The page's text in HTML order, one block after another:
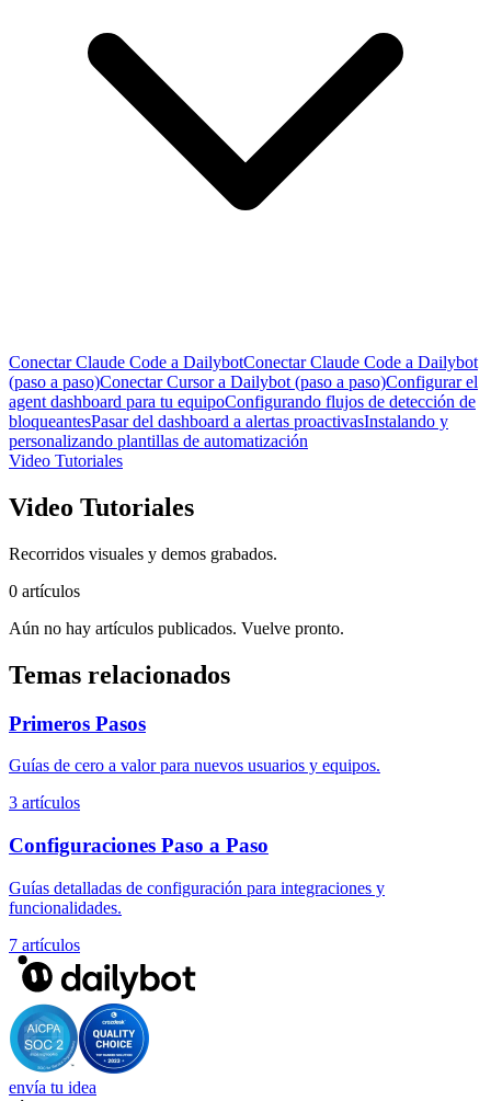
Conectar Claude Code a DailybotConectar Claude Code a Dailybot
(paso a paso)Conectar Cursor a Dailybot (paso a paso)Configurar el
agent dashboard para tu equipoConfigurando flujos de detección de
bloqueantesPasar del dashboard a alertas proactivasInstalando y
personalizando plantillas de automatización
Video Tutoriales
Video Tutoriales
Recorridos visuales y demos grabados.
0 artículos
Aún no hay artículos publicados. Vuelve pronto.
Temas relacionados
Primeros Pasos
Guías de cero a valor para nuevos usuarios y equipos.
3 artículos
Configuraciones Paso a Paso
Guías detalladas de configuración para integraciones y
funcionalidades.
7 artículos
envía tu idea